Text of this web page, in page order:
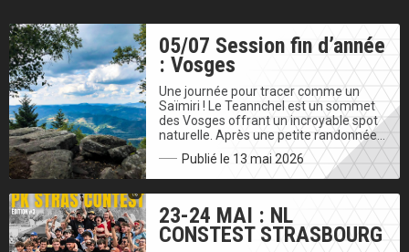
05/07 Session fin d’année
: Vosges
Une journée pour tracer comme un
Saïmiri ! Le Teannchel est un sommet
des Vosges offrant un incroyable spot
naturelle. Après une petite randonnée…
Publié le 13 mai 2026
23-24 MAI : NL
CONSTEST STRASBOURG